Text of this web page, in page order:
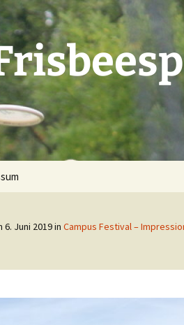
6. Juni 2019in Campus Festival –